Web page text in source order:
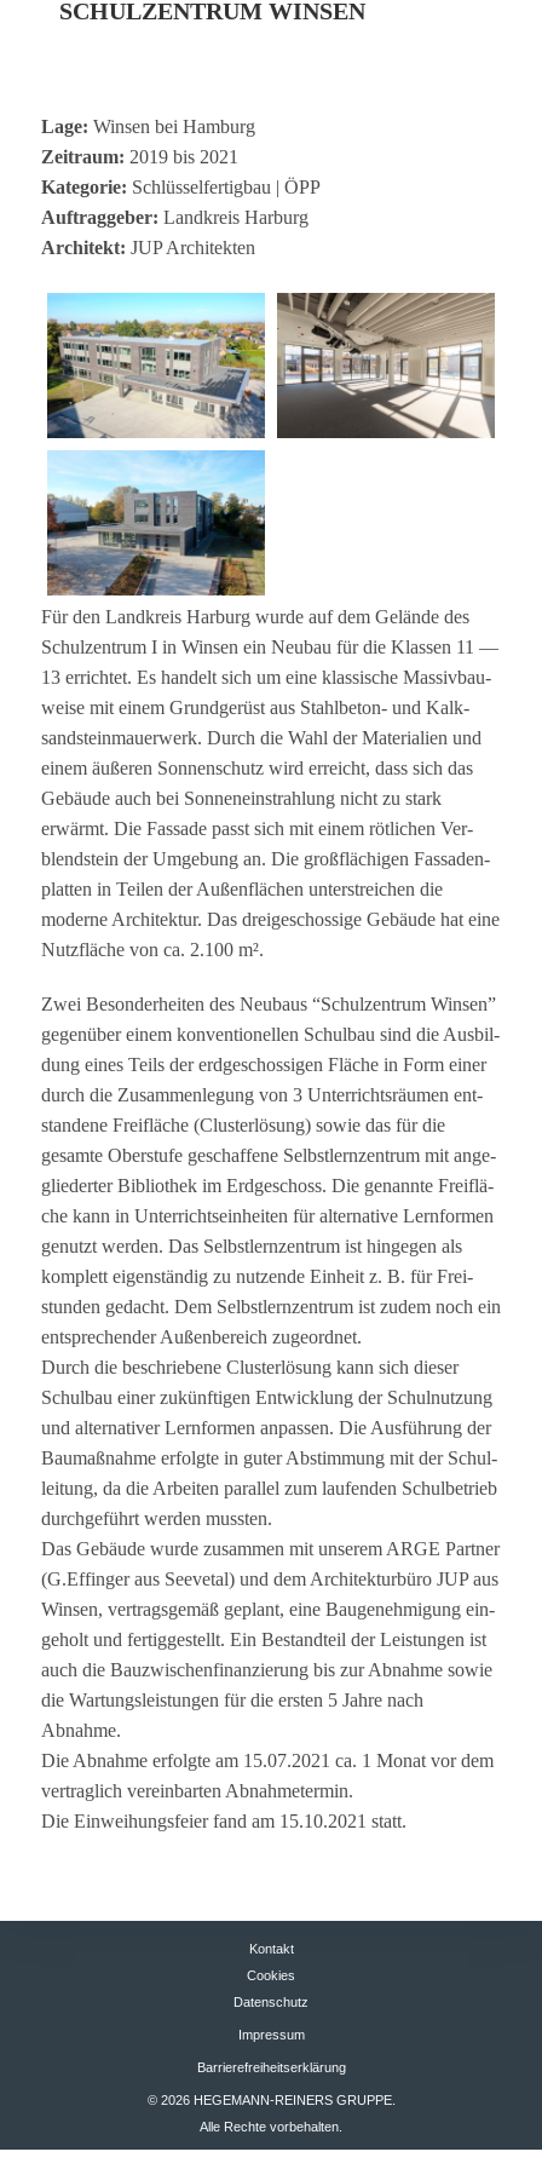
SCHULZENTRUM WINSEN
Lage: Win­sen bei Hamburg
Zeit­raum: 2019 bis 2021
Kate­go­rie: Schlüs­sel­fer­tig­bau | ÖPP
Auf­trag­ge­ber: Land­kreis Harburg
Archi­tekt: JUP Architekten
Für den Land­kreis Har­burg wurde auf dem Gelände des
Schul­zen­trum I in Win­sen ein Neu­bau für die Klas­sen 11 —
13 errich­tet. Es han­delt sich um eine klas­si­sche Mas­siv­bau­
weise mit einem Grund­ge­rüst aus Stahl­be­ton- und Kalk­
sand­stein­mau­er­werk. Durch die Wahl der Mate­ria­lien und
einem äuße­ren Son­nen­schutz wird erreicht, dass sich das
Gebäude auch bei Son­nen­ein­strah­lung nicht zu stark
erwärmt. Die Fas­sade passt sich mit einem röt­li­chen Ver­
blend­stein der Umge­bung an. Die groß­flä­chi­gen Fas­sa­den­
plat­ten in Tei­len der Außen­flä­chen unter­strei­chen die
moderne Archi­tek­tur. Das drei­ge­schos­sige Gebäude hat eine
Nutz­flä­che von ca. 2.100 m².
Zwei Beson­der­hei­ten des Neu­baus “Schul­zen­trum Win­sen”
gegen­über einem kon­ven­tio­nel­len Schul­bau sind die Aus­bil­
dung eines Teils der erd­ge­schos­si­gen Flä­che in Form einer
durch die Zusam­men­le­gung von 3 Unter­richts­räu­men ent­
stan­dene Frei­flä­che (Cluster­lö­sung) sowie das für die
gesamte Ober­stufe geschaf­fene Selbst­lern­zen­trum mit ange­
glie­der­ter Biblio­thek im Erd­ge­schoss. Die genannte Frei­flä­
che kann in Unter­richts­ein­hei­ten für alter­na­tive Lern­for­men
genutzt wer­den. Das Selbst­lern­zen­trum ist hin­ge­gen als
kom­plett eigen­stän­dig zu nut­zende Ein­heit z. B. für Frei­
stun­den gedacht. Dem Selbst­lern­zen­trum ist zudem noch ein
ent­spre­chen­der Außen­be­reich zugeordnet.
Durch die beschrie­bene Cluster­lö­sung kann sich die­ser
Schul­bau einer zukünf­ti­gen Ent­wick­lung der Schul­nut­zung
und alter­na­ti­ver Lern­for­men anpas­sen. Die Aus­füh­rung der
Bau­maß­nahme erfolgte in guter Abstim­mung mit der Schul­
lei­tung, da die Arbei­ten par­al­lel zum lau­fen­den Schul­be­trieb
durch­ge­führt wer­den mussten.
Das Gebäude wurde zusam­men mit unse­rem ARGE Part­ner
(G.Effinger aus See­ve­tal) und dem Archi­tek­tur­büro JUP aus
Win­sen, ver­trags­ge­mäß geplant, eine Bau­ge­neh­mi­gung ein­
ge­holt und fer­tig­ge­stellt. Ein Bestand­teil der Leis­tun­gen ist
auch die Bau­zwi­schen­fi­nan­zie­rung bis zur Abnahme sowie
die War­tungs­leis­tun­gen für die ers­ten 5 Jahre nach
Abnahme.
Die Abnahme erfolgte am 15.07.2021 ca. 1 Monat vor dem
ver­trag­lich ver­ein­bar­ten Abnahmetermin.
Die Ein­wei­hungs­feier fand am 15.10.2021 statt.
Kontakt
Cookies
Datenschutz
Impressum
Barrierefreiheitserklärung
© 2026 HEGEMANN-REINERS GRUPPE.
Alle Rechte vorbehalten.